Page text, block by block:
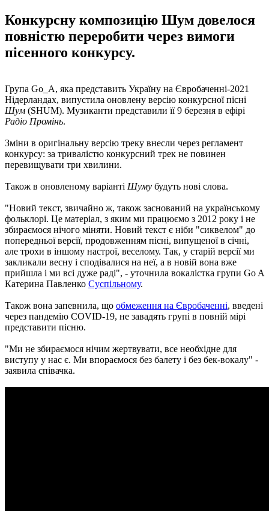
Конкурсну композицію Шум довелося
повністю переробити через вимоги
пісенного конкурсу.
Група Go_A, яка представить Україну на Євробаченні-2021
Нідерландах, випустила оновлену версію конкурсної пісні
Шум (SHUM). Музиканти представили її 9 березня в ефірі
Радіо Промінь.
Зміни в оригінальну версію треку внесли через регламент
конкурсу: за тривалістю конкурсний трек не повинен
перевищувати три хвилини.
Також в оновленому варіанті Шуму будуть нові слова.
"Новий текст, звичайно ж, також заснований на українському
фольклорі. Це матеріал, з яким ми працюємо з 2012 року і не
збираємося нічого міняти. Новий текст є ніби "сиквелом" до
попередньої версії, продовженням пісні, випущеної в січні,
але трохи в іншому настрої, веселому. Так, у старій версії ми
закликали весну і сподівалися на неї, а в новій вона вже
прийшла і ми всі дуже раді", - уточнила вокалістка групи Go A
Катерина Павленко Суспільному.
Також вона запевнила, що обмеження на Євробаченні, введені
через пандемію COVID-19, не завадять групі в повній мірі
представити пісню.
"Ми не збираємося нічим жертвувати, все необхідне для
виступу у нас є. Ми впораємося без балету і без бек-вокалу" -
заявила співачка.